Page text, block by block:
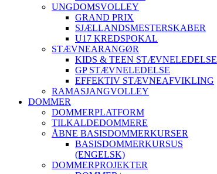
UNGDOMSVOLLEY
GRAND PRIX
SJÆLLANDSMESTERSKABER
U17 KREDSPOKAL
STÆVNEARANGØR
KIDS & TEEN STÆVNELEDELSE
GP STÆVNELEDELSE
EFFEKTIV STÆVNEAFVIKLING
RAMASJANGVOLLEY
DOMMER
DOMMERPLATFORM
TILKALDEDOMMERE
ÅBNE BASISDOMMERKURSER
BASISDOMMERKURSUS
(ENGELSK)
DOMMERPROJEKTER